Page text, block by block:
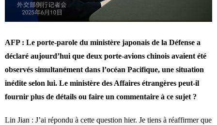
AFP : Le porte-parole du ministère japonais de la Défense a
déclaré aujourd’hui que deux porte-avions chinois avaient été
observés simultanément dans l’océan Pacifique, une situation
inédite selon lui. Le ministère des Affaires étrangères peut-il
fournir plus de détails ou faire un commentaire à ce sujet ?
Lin Jian : J’ai répondu à cette question hier. Je tiens à réaffirmer que